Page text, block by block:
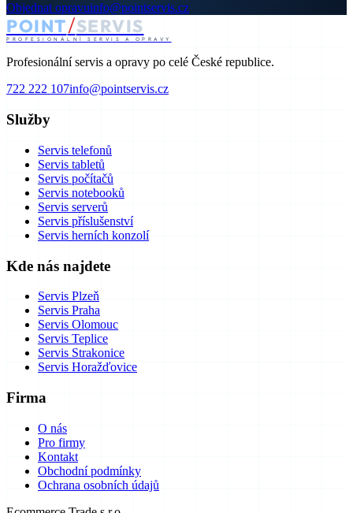
Objednat opravuinfo@pointservis.cz
POINT/SERVIS
PROFESIONÁLNÍ SERVIS A OPRAVY
Profesionální servis a opravy po celé České republice.
722 222 107info@pointservis.cz
Služby
Servis telefonů
Servis tabletů
Servis počítačů
Servis notebooků
Servis serverů
Servis příslušenství
Servis herních konzolí
Kde nás najdete
Servis Plzeň
Servis Praha
Servis Olomouc
Servis Teplice
Servis Strakonice
Servis Horažďovice
Firma
O nás
Pro firmy
Kontakt
Obchodní podmínky
Ochrana osobních údajů